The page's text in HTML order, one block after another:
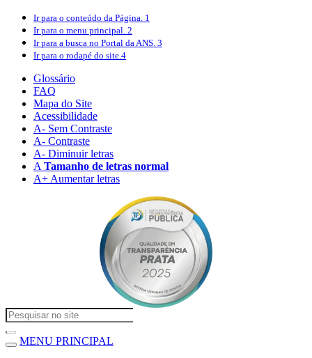
Ir para o conteúdo da Página. 1
Ir para o menu principal. 2
Ir para a busca no Portal da ANS. 3
Ir para o rodapé do site.4
Glossário
FAQ
Mapa do Site
Acessibilidade
A- Sem Contraste
A- Contraste
A- Diminuir letras
A Tamanho de letras normal
A+ Aumentar letras
MENU PRINCIPAL